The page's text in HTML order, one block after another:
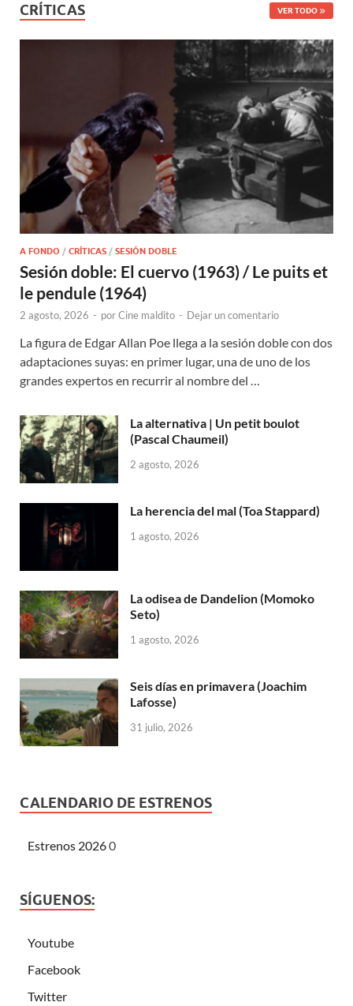
CRÍTICAS VER TODO
A FONDO / CRÍTICAS / SESIÓN DOBLE
Sesión doble: El cuervo (1963) / Le puits et
le pendule (1964)
2 agosto, 2026 - porCine maldito - Dejar un comentario
La figura de Edgar Allan Poe llega a la sesión doble con dos
adaptaciones suyas: en primer lugar, una de uno de los
grandes expertos en recurrir al nombre del …
La alternativa | Un petit boulot
(Pascal Chaumeil)
2 agosto, 2026
La herencia del mal (Toa Stappard)
1 agosto, 2026
La odisea de Dandelion (Momoko
Seto)
1 agosto, 2026
Seis días en primavera (Joachim
Lafosse)
31 julio, 2026
CALENDARIO DE ESTRENOS
Estrenos 20260
SÍGUENOS:
Youtube
Facebook
Twitter